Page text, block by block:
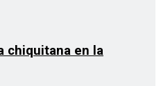
chiquitana en la